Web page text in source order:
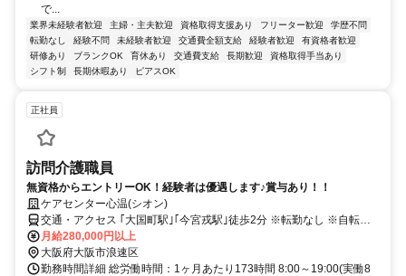
で...
業界未経験者歓迎 主婦・主夫歓迎 資格取得支援あり フリーター歓迎
学歴不問
転勤なし
経験不問 未経験者歓迎 交通費全額支給 経験者歓迎
有資格者歓迎
研修あり
ブランクOK 育休あり 交通費支給 長期歓迎
資格取得手当あり
シフト制
長期休暇あり ピアスOK
正社員
訪問介護職員
無資格からエントリーOK！経験者は優遇します♪賞与あり！！
ケアセンター心温(シオン)
交通・アクセス ｢大国町駅｣｢今宮戎駅｣徒歩2分 ※転勤なし ※自転車
通勤可
月給280,000円以上
大阪府大阪市浪速区
勤務時間詳細 総労働時間：1ヶ月あたり173時間 8:00～19:00(実働8